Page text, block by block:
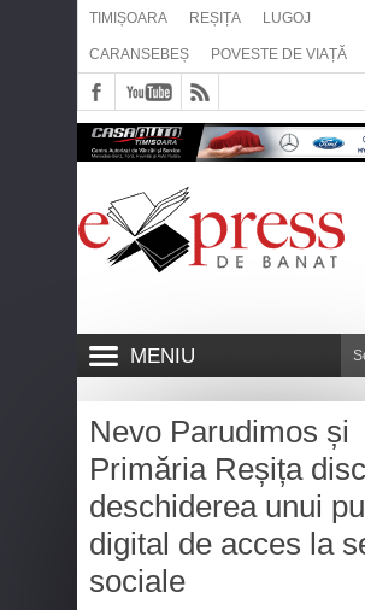
TIMIȘOARA REȘIȚA LUGOJ
CARANSEBEȘ POVESTE DE VIAȚĂ
MENIU
Nevo Parudimos și
Primăria Reșița
deschiderea unui
digital de acces la
sociale